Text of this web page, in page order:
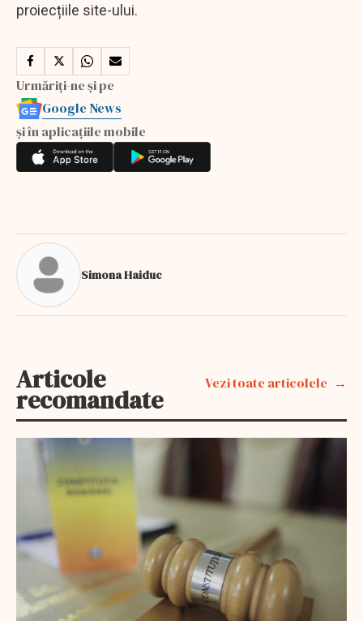
proiecțiile site-ului.
Urmăriți-ne și pe
Google News
și în aplicațiile mobile
Simona Haiduc
Articole
recomandate
Vezi toate articolele